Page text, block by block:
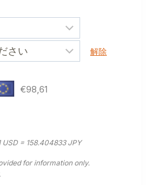
解除
€98,61
USD = 158.404833 JPY
for information only.